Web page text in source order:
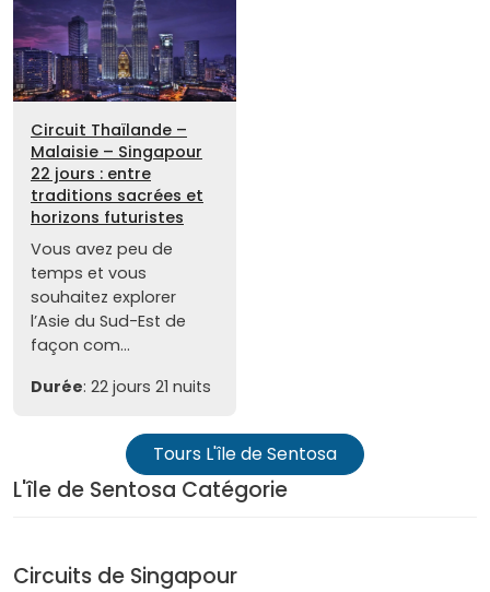
Circuit Thaïlande –
Malaisie – Singapour
22 jours : entre
traditions sacrées et
horizons futuristes
Vous avez peu de
temps et vous
souhaitez explorer
l’Asie du Sud-Est de
façon com...
Durée: 22 jours 21 nuits
Tours L'île de Sentosa
L'île de Sentosa Catégorie
Circuits de Singapour